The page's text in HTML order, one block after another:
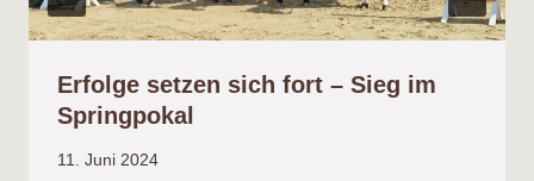
Erfolge setzen sich fort – Sieg im
Springpokal
11. Juni 2024